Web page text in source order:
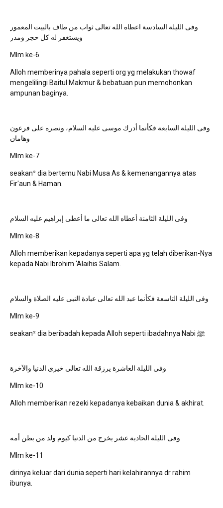
وفى الليلة السادسة اعطاه الله تعالى ثواب من طاف بالبيت المعمور
ويستغفر له كل حجر ومدر
Mlm ke-6
Alloh memberinya pahala seperti org yg melakukan thowaf
mengelilingi Baitul Makmur & bebatuan pun memohonkan
ampunan baginya.
وفى الليلة السابعة فكأنما أدرك موسى عليه السلام، ونصره على فرعون
وهامان
Mlm ke-7
seakan² dia bertemu Nabi Musa As & kemenangannya atas
Fir'aun & Haman.
وفى الليلة الثامنة أعطاه الله تعالى ما أعطى إبراهيم عليه السلام
Mlm ke-8
Alloh memberikan kepadanya seperti apa yg telah diberikan-Nya
kepada Nabi Ibrohim ‘Alaihis Salam.
وفى الليلة التاسعة فكأنما عبد الله تعالى عبادة النبى عليه الصلاة والسلام
Mlm ke-9
seakan² dia beribadah kepada Alloh seperti ibadahnya Nabi ﷺ
وفى الليلة العاشرة يرزقة الله تعالى خيرى الدنيا والآخرة
Mlm ke-10
Alloh memberikan rezeki kepadanya kebaikan dunia & akhirat.
وفى الليلة الحادية عشر يخرج من الدنيا كيوم ولد من بطن أمه
Mlm ke-11
dirinya keluar dari dunia seperti hari kelahirannya dr rahim
ibunya.